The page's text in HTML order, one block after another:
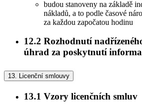
budou stanoveny na základě
nákladů, a to podle časové
za každou započatou hodinu
12.2 Rozhodnutí
úhrad za poskytnutí
13. Licenční smlouvy
13.1 Vzory licenčních smluv